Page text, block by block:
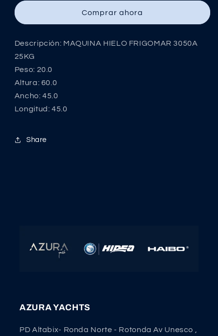
25KG
3050A
25KG
Comprar ahora
Descripción: MAQUINA HIELO FRIGOMAR 3050A
25KG
Peso: 20.0
Altura: 60.0
Ancho: 45.0
Longitud: 45.0
Share
AZURA YACHTS
PD Altabix- Ronda Norte - Rotonda Av Unesco ,